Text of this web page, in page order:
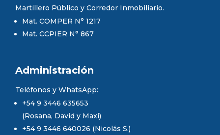
Martillero Público y Corredor Inmobiliario.
Mat. COMPER N° 1217
Mat. CCPIER N° 867
Administración
Teléfonos y WhatsApp:
+54 9 3446 635653
(Rosana, David y Maxi)
+54 9 3446 640026 (Nicolás S.)